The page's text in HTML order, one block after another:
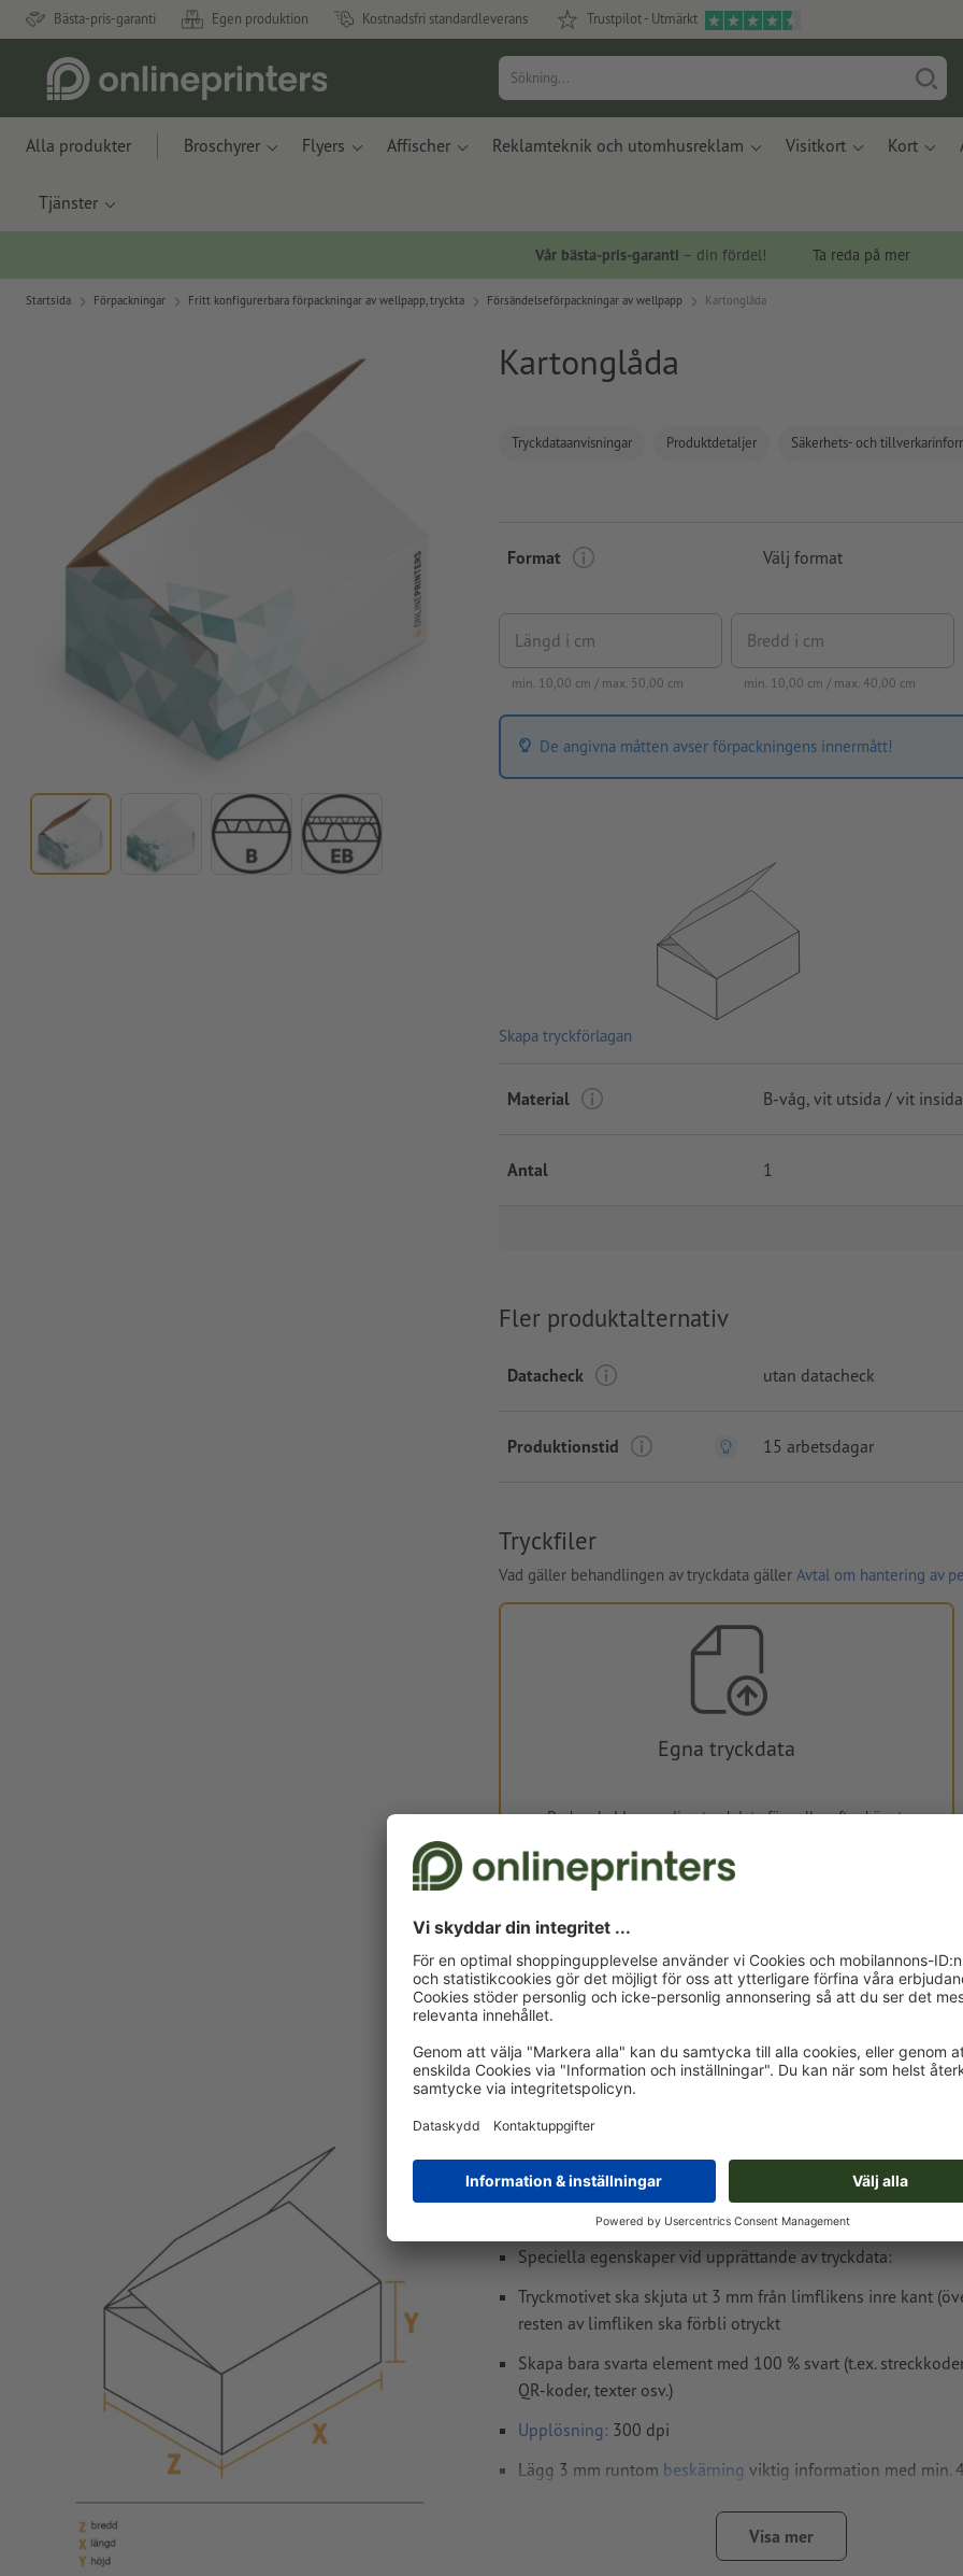
Bästa-pris-garanti Egen produktion Kostnadsfri standardleverans Trustpilot - Utmärkt
Alla produkter Broschyrer Flyers Affischer Reklamteknik och utomhusreklam Visitkort Kort
Tjänster
Vår bästa-pris-garanti – din fördel! Ta reda på mer
Startsida Förpackningar Fritt konfigurerbara förpackningar av wellpapp, tryckta Försändelseförpackningar av wellpapp Kartonglåda
Kartonglåda
Tryckdataanvisningar Produktdetaljer Säkerhets- och
Format Välj format
Längd i cm
min. 10,00 cm / max. 50,00 cm
Bredd i cm
min. 10,00 cm / max. 40,00 cm
De angivna måtten avser förpackningens innermått!
Skapa tryckförlagan
Material B-våg, vit utsida / vit insida
Antal 1
Fler produktalternativ
Datacheck utan datacheck
Produktionstid 15 arbetsdagar
Tryckfiler
Vad gäller behandlingen av tryckdata gäller Avtal om hantering av
Egna tryckdata
Du kan ladda upp dina tryckdata före eller efter köpet.
Ladda upp nu
Levereras cirka:
Tryckdataanvisningar Kartonglåda
Fri formatinmatning
Speciella egenskaper vid upprättande av tryckdata:
Tryckmotivet ska skjuta ut 3 mm från limflikens inre kant
resten av limfliken ska förbli otryckt
Skapa bara svarta element med 100 % svart (t.ex.
QR-koder, texter osv.)
Upplösning: 300 dpi
Lägg 3 mm runtom beskärning viktig information med min.
måste våra fullständigt inbäddade eller
Visa mer